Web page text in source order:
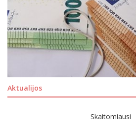
Aktualijos
Skaitomiausi